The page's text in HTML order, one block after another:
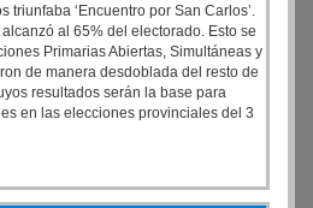
triunfaba ‘Encuentro por San Carlos’.
al 65% del electorado. Esto se
Primarias Abiertas, Simultáneas y
de manera desdoblada del resto de
resultados serán la base para
en las elecciones provinciales del 3